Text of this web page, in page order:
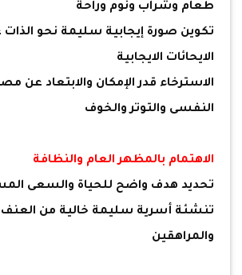
طعام وشراب ونوم وراحة
تكوين صورة إيجابية سليمة نحو
الايحائات الايجابية
الاسترخاء قدر الإمكان والابتعاد عن
النفسى والتوتر والخوف
الاهتمام بالمظهر العام والنظافة
تحديد هدف واضح للحياة والسعى
تنشئة أسرية سليمة خالية من العنف
والمراهقين